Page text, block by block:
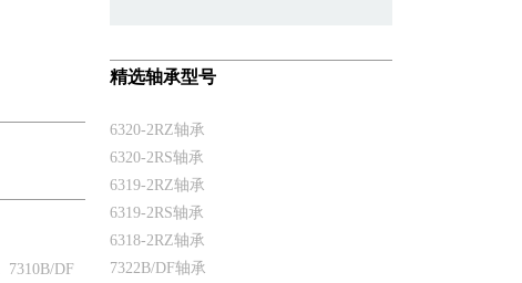
7310B/DF
精选轴承型号
6320-2RZ轴承
6320-2RS轴承
6319-2RZ轴承
6319-2RS轴承
6318-2RZ轴承
7322B/DF轴承